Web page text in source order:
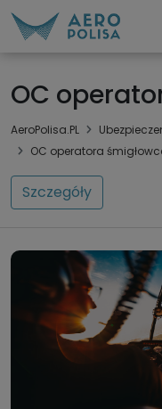
OC
AeroPolisa.PL
OC operatora
Szczegóły